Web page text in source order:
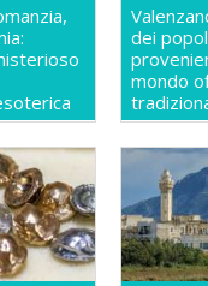
dei
mondo